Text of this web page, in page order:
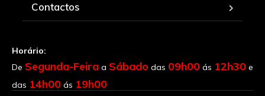
Contactos
Horário:
De Segunda-Feira a Sábado das 09h00 ás 12h30 e
das 14h00 ás 19h00